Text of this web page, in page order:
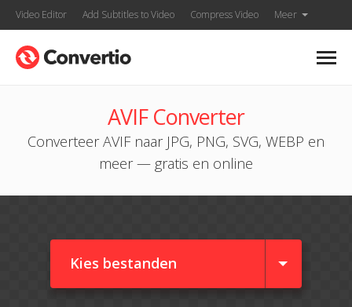
Video Editor Add Subtitles to Video Compress Video Meer
AVIF Converter
Converteer AVIF naar JPG, PNG, SVG, WEBP en
meer — gratis en online
Kies bestanden